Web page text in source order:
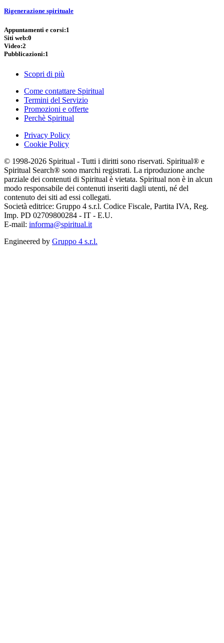
Rigenerazione spirituale
Appuntamenti e corsi:1
Siti web:0
Video:2
Pubblicazioni:1
Scopri di più
Come contattare Spiritual
Termini del Servizio
Promozioni e offerte
Perchè Spiritual
Privacy Policy
Cookie Policy
© 1998-2026 Spiritual - Tutti i diritti sono riservati. Spiritual® e
Spiritual Search® sono marchi registrati. La riproduzione anche
parziale dei contenuti di Spiritual è vietata. Spiritual non è in alcun
modo responsabile dei contenuti inseriti dagli utenti, né del
contenuto dei siti ad essi collegati.
Società editrice: Gruppo 4 s.r.l. Codice Fiscale, Partita IVA, Reg.
Imp. PD 02709800284 - IT - E.U.
E-mail: informa@spiritual.it
Engineered by Gruppo 4 s.r.l.